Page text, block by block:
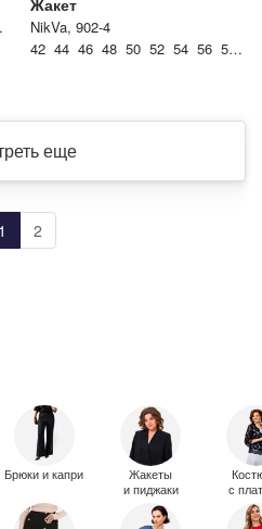
Жакет
NikVa, 902-4
42 44 46 48 50 52 54 56 58 60
еще
1 2
Брюки и капри
Жакеты
и пиджаки
с